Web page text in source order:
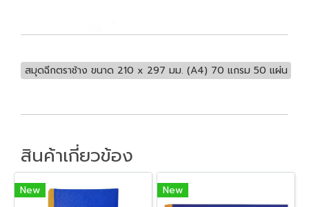
สมุดฉีกตราช้าง ขนาด 210 x 297 มม. (A4) 70 แกรม 50 แผ่น
สินค้าเกี่ยวข้อง
New New